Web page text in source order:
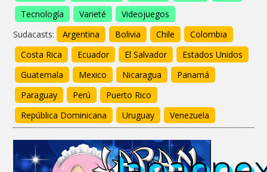
Tecnología
Varieté
Videojuegos
Sudacasts:
Argentina Bolivia Chile
Colombia
Costa Rica
Ecuador El Salvador
Estados Unidos
Guatemala
Mexico Nicaragua
Panamá
Paraguay
Perú
Puerto Rico
República Dominicana
Uruguay Venezuela